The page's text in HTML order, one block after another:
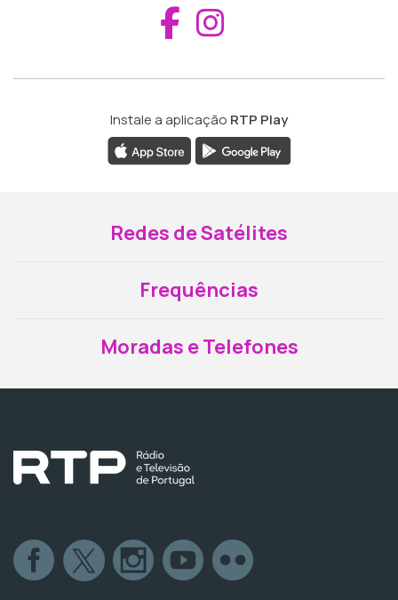
Aceder ao
Instale a aplicação RTP Play
Redes de Satélites
Frequências
Moradas e Telefones